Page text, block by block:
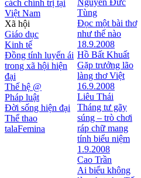
cách chính trị tại
Việt Nam
Xã hội
Giáo dục
Kinh tế
Đồng tính luyến ái
trong xã hội hiện
đại
Thế hệ @
Pháp luật
Đời sống hiện đại
Thể thao
talaFemina
Nguyễn Đức
Tùng
Đọc một bài thơ
như thế nào
18.9.2008
Hồ Bất Khuất
Gặp trưởng lão
làng thơ Việt
16.9.2008
Liêu Thái
Tháng tư gãy
súng – trò chơi
ráp chữ mang
tính biểu niệm
1.9.2008
Cao Trần
Ai biểu không